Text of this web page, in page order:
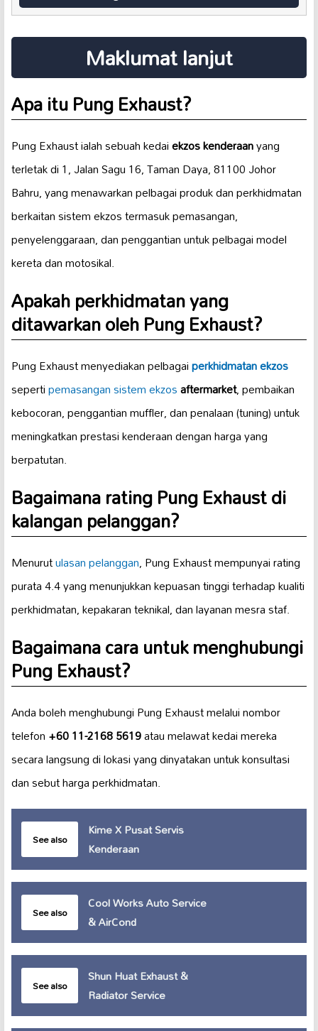
Maklumat lanjut
Apa itu Pung Exhaust?
Pung Exhaust ialah sebuah kedaiekzos kenderaanyang
terletak di 1, Jalan Sagu 16, Taman Daya, 81100 Johor
Bahru, yang menawarkan pelbagai produk dan perkhidmatan
berkaitan sistem ekzos termasuk pemasangan,
penyelenggaraan, dan penggantian untuk pelbagai model
kereta dan motosikal.
Apakah perkhidmatan yang
ditawarkan oleh Pung Exhaust?
Pung Exhaust menyediakan pelbagaiperkhidmatan ekzos
sepertipemasangan sistem ekzosaftermarket, pembaikan
kebocoran, penggantian muffler, dan penalaan (tuning) untuk
meningkatkan prestasi kenderaan dengan harga yang
berpatutan.
Bagaimana rating Pung Exhaust di
kalangan pelanggan?
Menurutulasan pelanggan, Pung Exhaust mempunyai rating
purata 4.4 yang menunjukkan kepuasan tinggi terhadap kualiti
perkhidmatan, kepakaran teknikal, dan layanan mesra staf.
Bagaimana cara untuk menghubungi
Pung Exhaust?
Anda boleh menghubungi Pung Exhaust melalui nombor
telefon+60 11-2168 5619atau melawat kedai mereka
secara langsung di lokasi yang dinyatakan untuk konsultasi
dan sebut harga perkhidmatan.
See also
Kime X Pusat Servis
Kenderaan
See also
Cool Works Auto Service
& AirCond
See also
Shun Huat Exhaust &
Radiator Service